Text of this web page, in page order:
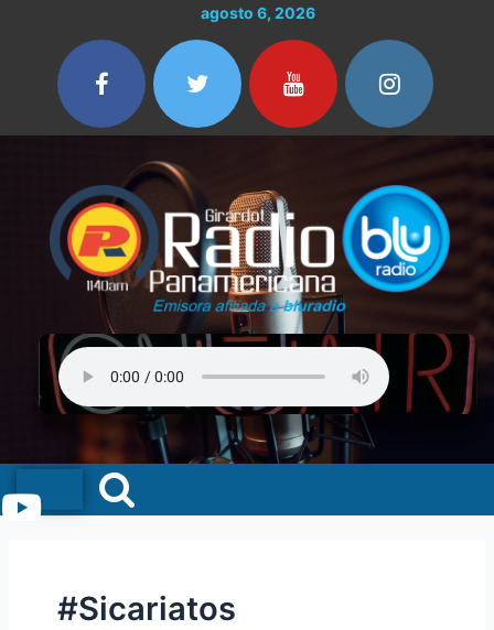
contenido
agosto 6, 2026
Menu
#Sicariatos